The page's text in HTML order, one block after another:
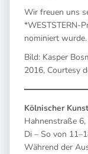
Wir freuen uns
*WESTSTERN-
nominiert wurde.
Bild: Kasper
2016, Courtesy
Kölnischer
Hahnenstraße
Di – So von
Während der